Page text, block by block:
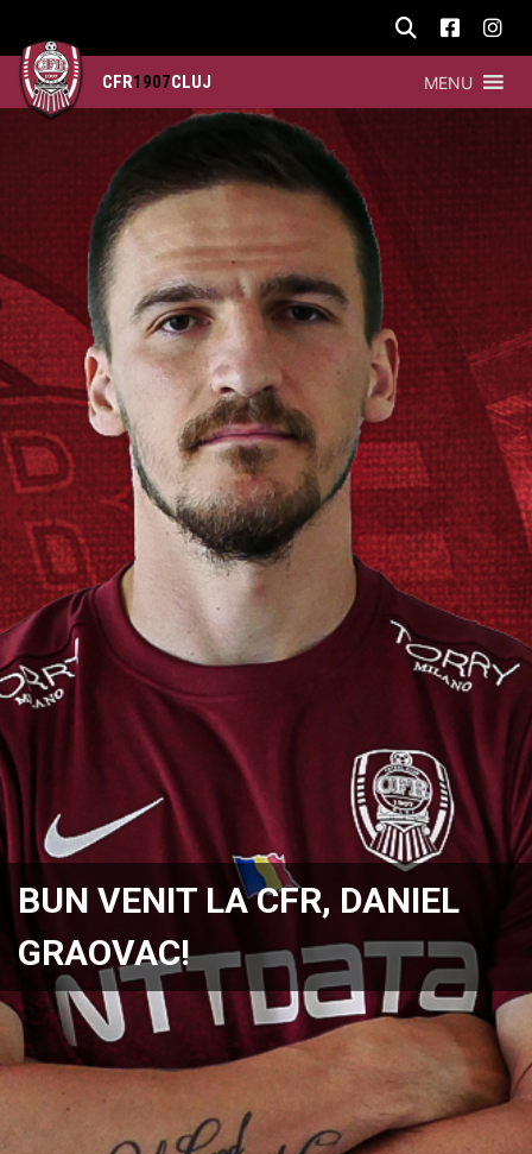
CFR1907CLUJ MENU
BUN VENIT LA CFR, DANIEL
GRAOVAC!